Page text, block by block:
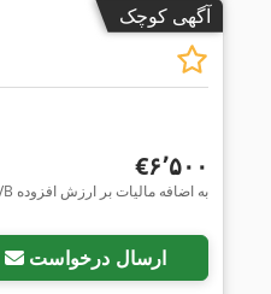
آگهی کوچک
‎€۶٬۵۰۰
VB به اضافه مالیات بر ارزش افزوده
ارسال درخواست